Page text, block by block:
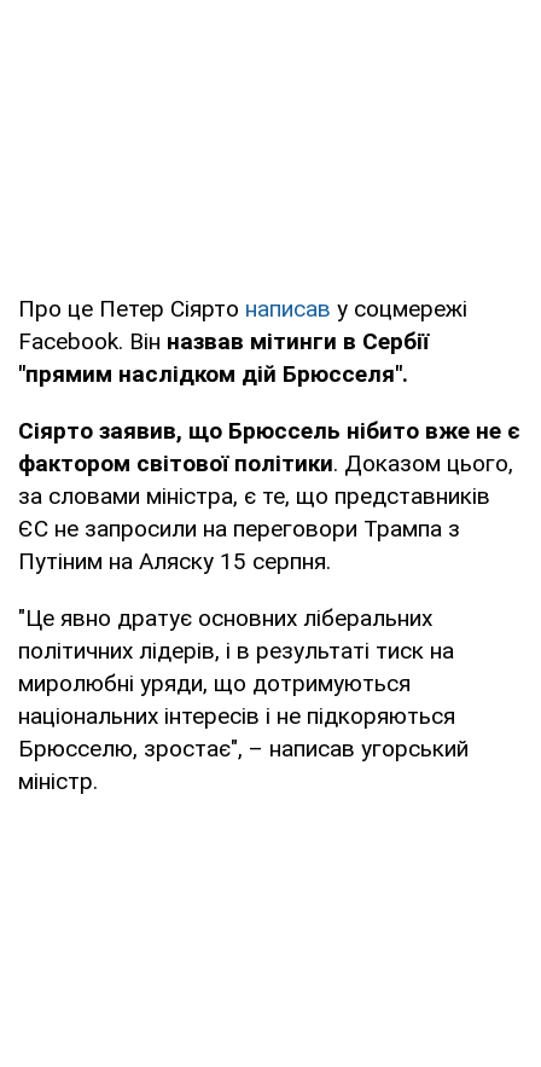
Про це Петер Сіярто написав у соцмережі
Facebook. Він назвав мітинги в Сербії
"прямим наслідком дій Брюсселя".
Сіярто заявив, що Брюссель нібито вже не є
фактором світової політики. Доказом цього,
за словами міністра, є те, що представників
ЄС не запросили на переговори Трампа з
Путіним на Аляску 15 серпня.
"Це явно дратує основних ліберальних
політичних лідерів, і в результаті тиск на
миролюбні уряди, що дотримуються
національних інтересів і не підкоряються
Брюсселю, зростає", – написав угорський
міністр.